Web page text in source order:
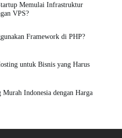
Memulai Infrastruktur
VPS?
Framework di PHP?
untuk Bisnis yang Harus
Indonesia dengan Harga